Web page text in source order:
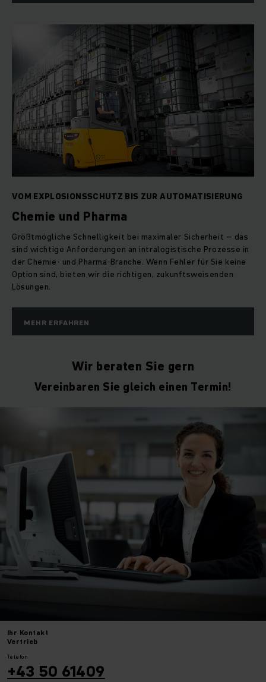
VOM EXPLOSIONSSCHUTZ BIS ZUR AUTOMATISIERUNG
Chemie und Pharma
Größtmögliche Schnelligkeit bei maximaler Sicherheit – das
sind wichtige Anforderungen an intralogistische Prozesse in
der Chemie- und Pharma-Branche. Wenn Fehler für Sie keine
Option sind, bieten wir die richtigen, zukunftsweisenden
Lösungen.
MEHR ERFAHREN
Wir beraten Sie gern
Vereinbaren Sie gleich einen Termin!
Ihr Kontakt
Vertrieb
Telefon
+43 50 61409